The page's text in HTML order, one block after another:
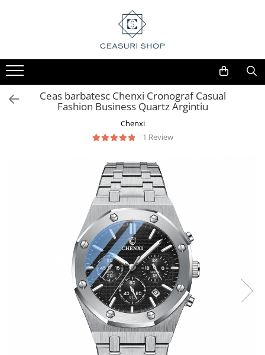
Ceas barbatesc Chenxi Cronograf Casual
Fashion Business Quartz Argintiu
Chenxi
1 Review